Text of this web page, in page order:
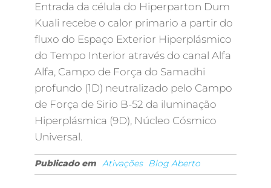
Entrada da célula do Hiperparton Dum
Kuali recebe o calor primario a partir do
fluxo do Espaço Exterior Hiperplásmico
do Tempo Interior através do canal Alfa
Alfa, Campo de Força do Samadhi
profundo (1D) neutralizado pelo Campo
de Força de Sirio B-52 da iluminação
Hiperplásmica (9D), Núcleo Cósmico
Universal.
Publicado em Ativações Blog Aberto